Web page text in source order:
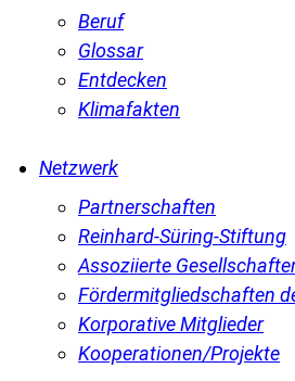
Beruf
Glossar
Entdecken
Klimafakten
Netzwerk
Partnerschaften
Reinhard-Süring-Stiftung
Assoziierte
Fördermitgliedschaften
Korporative Mitglieder
Kooperationen/Projekte